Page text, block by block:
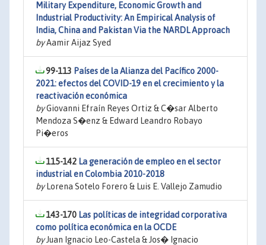
Military Expenditure, Economic Growth and
Industrial Productivity: An Empirical Analysis of
India, China and Pakistan Via the NARDL Approach
byAamir Aijaz Syed
99-113 Países de la Alianza del Pacífico 2000-
2021: efectos del COVID-19 en el crecimiento y la
reactivación económica
byGiovanni Efraín Reyes Ortiz & C�sar Alberto
Mendoza S�enz & Edward Leandro Robayo
Pi�eros
115-142 La generación de empleo en el sector
industrial en Colombia 2010-2018
byLorena Sotelo Forero & Luis E. Vallejo Zamudio
143-170 Las políticas de integridad corporativa
como política económica en la OCDE
byJuan Ignacio Leo-Castela & Jos� Ignacio